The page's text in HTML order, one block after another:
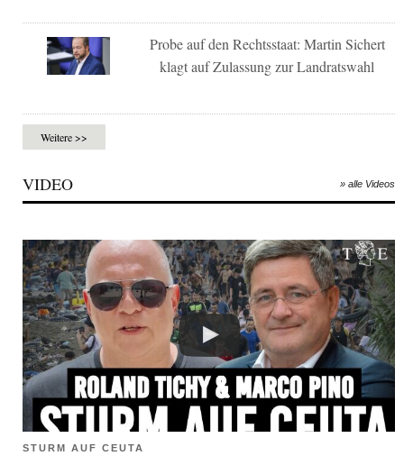
Probe auf den Rechtsstaat: Martin Sichert
klagt auf Zulassung zur Landratswahl
Weitere >>
VIDEO » alle Videos
STURM AUF CEUTA